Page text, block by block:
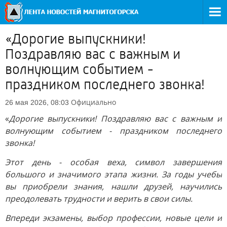
«Дорогие выпускники!
Поздравляю вас с важным и
волнующим событием -
праздником последнего звонка!
26 мая 2026, 08:03 Официально
«Дорогие выпускники! Поздравляю вас с важным и
волнующим событием - праздником последнего
звонка!
Этот день - особая веха, символ завершения
большого и значимого этапа жизни. За годы учебы
вы приобрели знания, нашли друзей, научились
преодолевать трудности и верить в свои силы.
Впереди экзамены, выбор профессии, новые цели и